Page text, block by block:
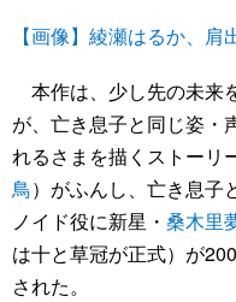
【画像】綾瀬はるか、
本作は、少し先の未来
が、亡き息子と同じ姿・
れるさまを描くストーリ
鳥）がふんし、亡き息子
ノイド役に新星・ 桑木里
は十と草冠が正式）が
された。